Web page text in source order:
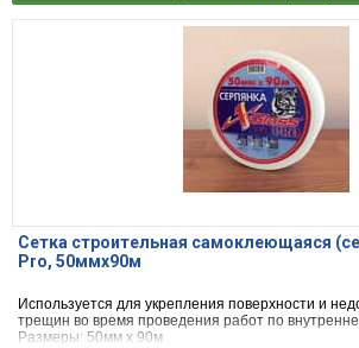
Сетка строительная самоклеющаяся
Pro, 50ммх90м
Используется для укрепления поверхности и
трещин во время проведения работ по
Размеры: 50мм х 90м